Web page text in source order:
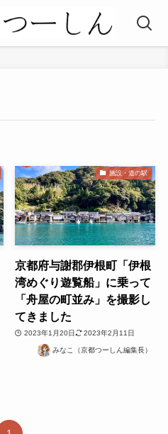
施設・道の駅
京都府与謝郡伊根町「伊根
湾めぐり遊覧船」に乗って
「舟屋の町並み」を撮影し
てきました
2023年1月20日 2023年2月11日
みなこ（京都つーしん編集長）